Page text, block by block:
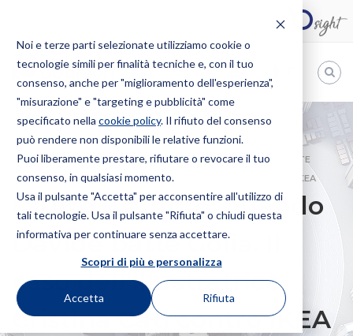
Noi e terze parti selezionate utilizziamo cookie o
tecnologie simili per finalità tecniche e, con il tuo
consenso, anche per "miglioramento dell'esperienza",
"misurazione" e "targeting e pubblicità" come
specificato nella cookie policy. Il rifiuto del consenso
può rendere non disponibili le relative funzioni.
Puoi liberamente prestare, rifiutare o revocare il tuo
consenso, in qualsiasi momento.
Usa il pulsante "Accetta" per acconsentire all'utilizzo di
tali tecnologie. Usa il pulsante "Rifiuta" o chiudi questa
informativa per continuare senza accettare.
Scopri di più e personalizza
Accetta Rifiuta
Bugnion
The
way
HOME NEWS
DIRITTO D’AUTORE: QUANDO DAVIDE BATTE
GOLIA. IL CASO DELL’ILLUSTRATRICE CRISTINA CATI CONTRO IKEA
Diritto d’autore: quando
Davide batte Golia. Il
caso dell’illustratrice
Cristina Cati contro IKEA